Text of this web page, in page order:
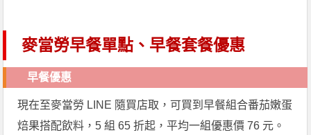
麥當勞早餐單點、早餐套餐優惠
早餐優惠
現在至麥當勞 LINE 隨買店取，可買到早餐組合番茄嫩蛋
焙果搭配飲料，5 組 65 折起，平均一組優惠價 76 元。